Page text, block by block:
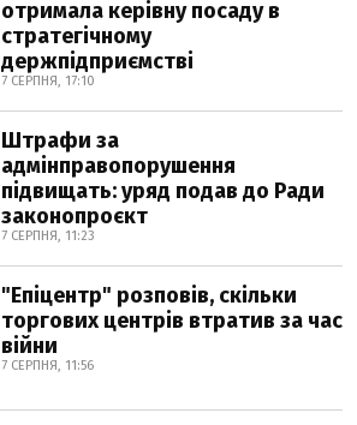
отримала керівну посаду в
стратегічному
держпідприємстві
7 СЕРПНЯ, 17:10
Штрафи за
адмінправопорушення
підвищать: уряд подав до Ради
законопроєкт
7 СЕРПНЯ, 11:23
"Епіцентр" розповів, скільки
торгових центрів втратив за час
війни
7 СЕРПНЯ, 11:56